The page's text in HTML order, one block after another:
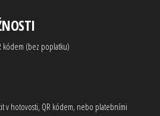
kódem (bez poplatku)
v hotovosti, QR kódem, nebo platebními